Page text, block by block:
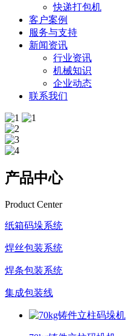
快递打包机
客户案例
服务与支持
新闻资讯
行业资讯
机械知识
企业动态
联系我们
产品中心
Product Center
纸箱码垛系统
焊丝包装系统
焊条包装系统
集成包装线